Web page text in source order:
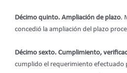
Décimo quinto. Ampliación de plazo.
concedió la ampliación del plazo
Décimo sexto. Cumplimiento,
cumplido el requerimiento efectuado